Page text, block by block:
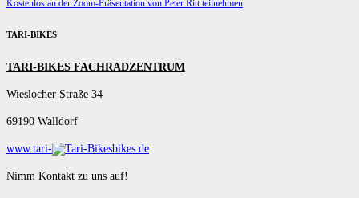
Kostenlos an der Zoom-Präsentation von Peter Ritt teilnehmen
TARI-BIKES
TARI-BIKES FACHRADZENTRUM
Wieslocher Straße 34
69190 Walldorf
www.tari- bikes.de
Nimm Kontakt zu uns auf!